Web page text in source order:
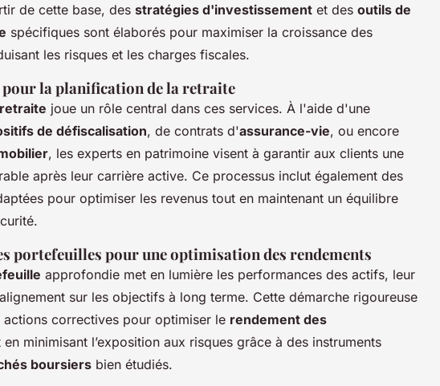
de cette base, des stratégies d'investissement et des outils de
spécifiques sont élaborés pour maximiser la croissance des
les risques et les charges fiscales.
la planification de la retraite
joue un rôle central dans ces services. À l'aide d'une
de défiscalisation, de contrats d'assurance-vie, ou encore
, les experts en patrimoine visent à garantir aux clients une
après leur carrière active. Ce processus inclut également des
pour optimiser les revenus tout en maintenant un équilibre
portefeuilles pour une optimisation des rendements
approfondie met en lumière les performances des actifs, leur
sur les objectifs à long terme. Cette démarche rigoureuse
correctives pour optimiser le rendement des
en minimisant l’exposition aux risques grâce à des instruments
boursiers bien étudiés.